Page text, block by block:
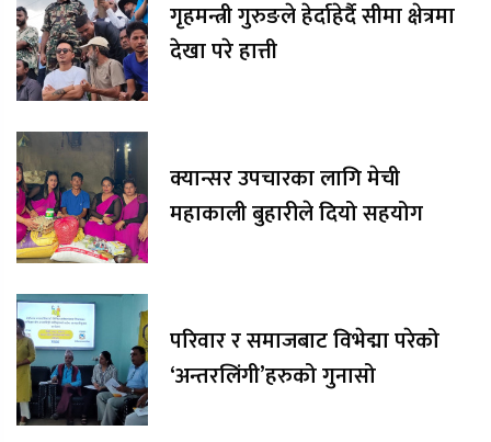
गृहमन्त्री गुरुङले हेर्दाहेर्दै सीमा क्षेत्रमा
देखा परे हात्ती
क्यान्सर उपचारका लागि मेची
महाकाली बुहारीले दियो सहयोग
परिवार र समाजबाट विभेद्मा परेको
‘अन्तरलिंगी’हरुको गुनासो